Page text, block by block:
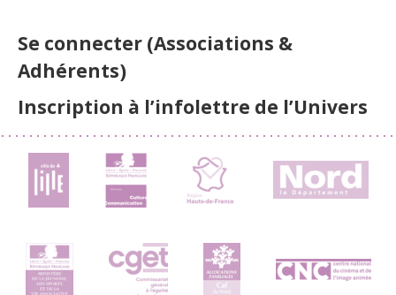
Se connecter (Associations &
Adhérents)
Inscription à l’infolettre de l’Univers